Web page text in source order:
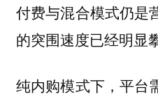
付费与混合模式仍是
的突围速度已经明显
纯内购模式下，平台